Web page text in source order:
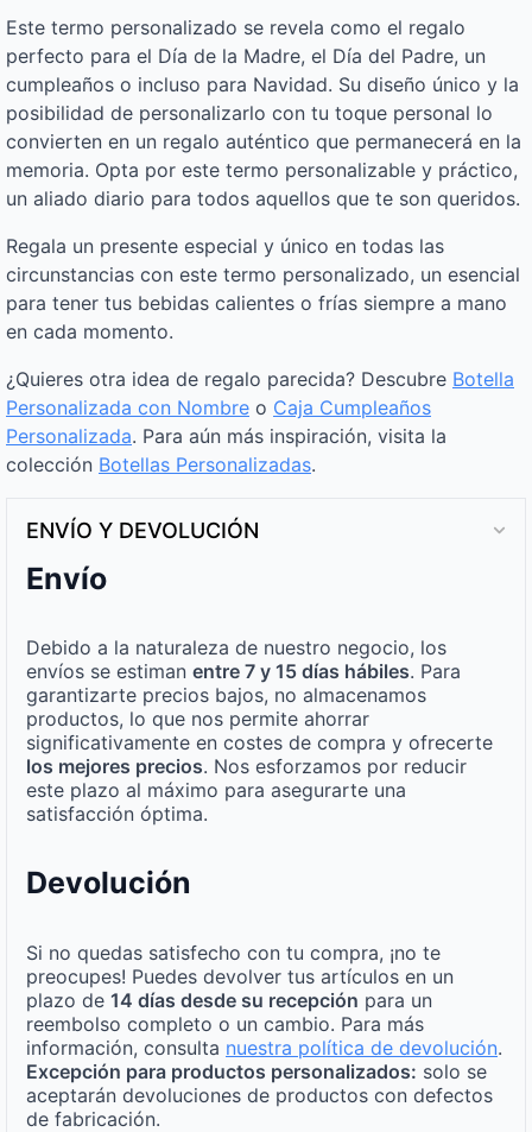
Este termo personalizado se revela como el regalo
perfecto para el Día de la Madre, el Día del Padre, un
cumpleaños o incluso para Navidad. Su diseño único y la
posibilidad de personalizarlo con tu toque personal lo
convierten en un regalo auténtico que permanecerá en la
memoria. Opta por este termo personalizable y práctico,
un aliado diario para todos aquellos que te son queridos.
Regala un presente especial y único en todas las
circunstancias con este termo personalizado, un esencial
para tener tus bebidas calientes o frías siempre a mano
en cada momento.
¿Quieres otra idea de regalo parecida? Descubre Botella
Personalizada con Nombre o Caja Cumpleaños
Personalizada. Para aún más inspiración, visita la
colección Botellas Personalizadas.
ENVÍO Y DEVOLUCIÓN
Envío
Debido a la naturaleza de nuestro negocio, los
envíos se estiman entre 7 y 15 días hábiles. Para
garantizarte precios bajos, no almacenamos
productos, lo que nos permite ahorrar
significativamente en costes de compra y ofrecerte
los mejores precios. Nos esforzamos por reducir
este plazo al máximo para asegurarte una
satisfacción óptima.
Devolución
Si no quedas satisfecho con tu compra, ¡no te
preocupes! Puedes devolver tus artículos en un
plazo de 14 días desde su recepción para un
reembolso completo o un cambio. Para más
información, consulta nuestra política de devolución.
Excepción para productos personalizados: solo se
aceptarán devoluciones de productos con defectos
de fabricación.